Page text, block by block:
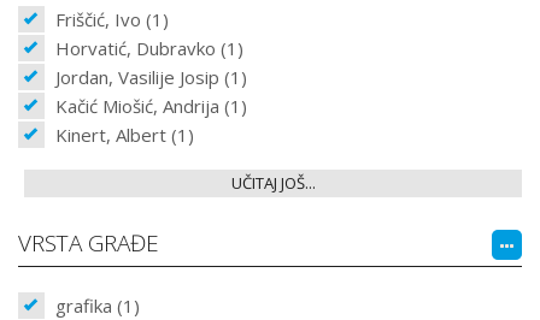
Friščić, Ivo (1)
Horvatić, Dubravko (1)
Jordan, Vasilije Josip (1)
Kačić Miošić, Andrija (1)
Kinert, Albert (1)
UČITAJ JOŠ...
VRSTA GRAĐE
grafika (1)